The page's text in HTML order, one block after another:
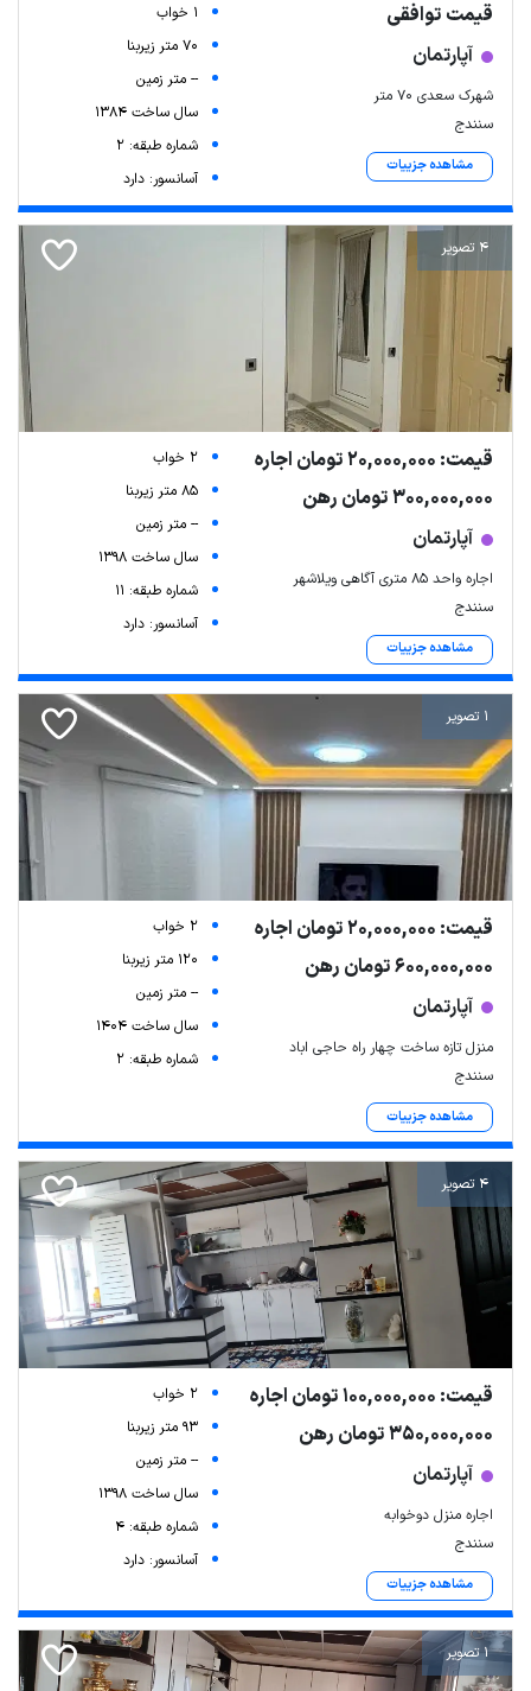
قیمت توافقی
آپارتمان
شهرک سعدی ۷۰ متر
سنندج
مشاهده جزییات
1 خواب
70 متر زیربنا
-- متر زمین
سال ساخت 1384
شماره طبقه: 2
آسانسور: دارد
4 تصویر
قیمت: 20,000,000 تومان اجاره
300,000,000 تومان رهن
آپارتمان
اجاره واحد ۸۵ متری آگاهی ویلاشهر
سنندج
مشاهده جزییات
2 خواب
85 متر زیربنا
-- متر زمین
سال ساخت 1398
شماره طبقه: 11
آسانسور: دارد
1 تصویر
قیمت: 20,000,000 تومان اجاره
600,000,000 تومان رهن
آپارتمان
منزل تازه ساخت چهار راه حاجی اباد
سنندج
مشاهده جزییات
2 خواب
120 متر زیربنا
-- متر زمین
سال ساخت 1404
شماره طبقه: 2
4 تصویر
قیمت: 100,000,000 تومان اجاره
350,000,000 تومان رهن
آپارتمان
اجاره منزل دوخوابه
سنندج
مشاهده جزییات
2 خواب
93 متر زیربنا
-- متر زمین
سال ساخت 1398
شماره طبقه: 4
آسانسور: دارد
1 تصویر